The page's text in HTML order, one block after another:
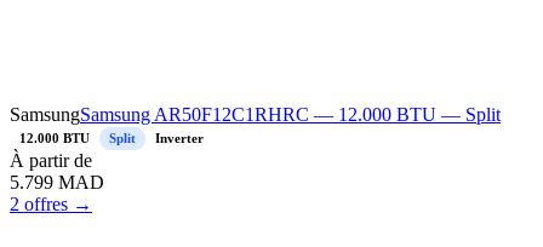
SamsungSamsung AR50F12C1RHRC — 12.000 BTU — Split
12.000 BTU Split Inverter
À partir de
5.799 MAD
2 offres →